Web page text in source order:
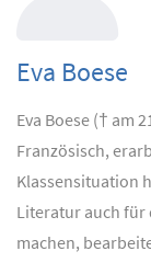
Eva Boese
Eva Boese († am
Französisch,
Klassensituation
Literatur auch für
machen,